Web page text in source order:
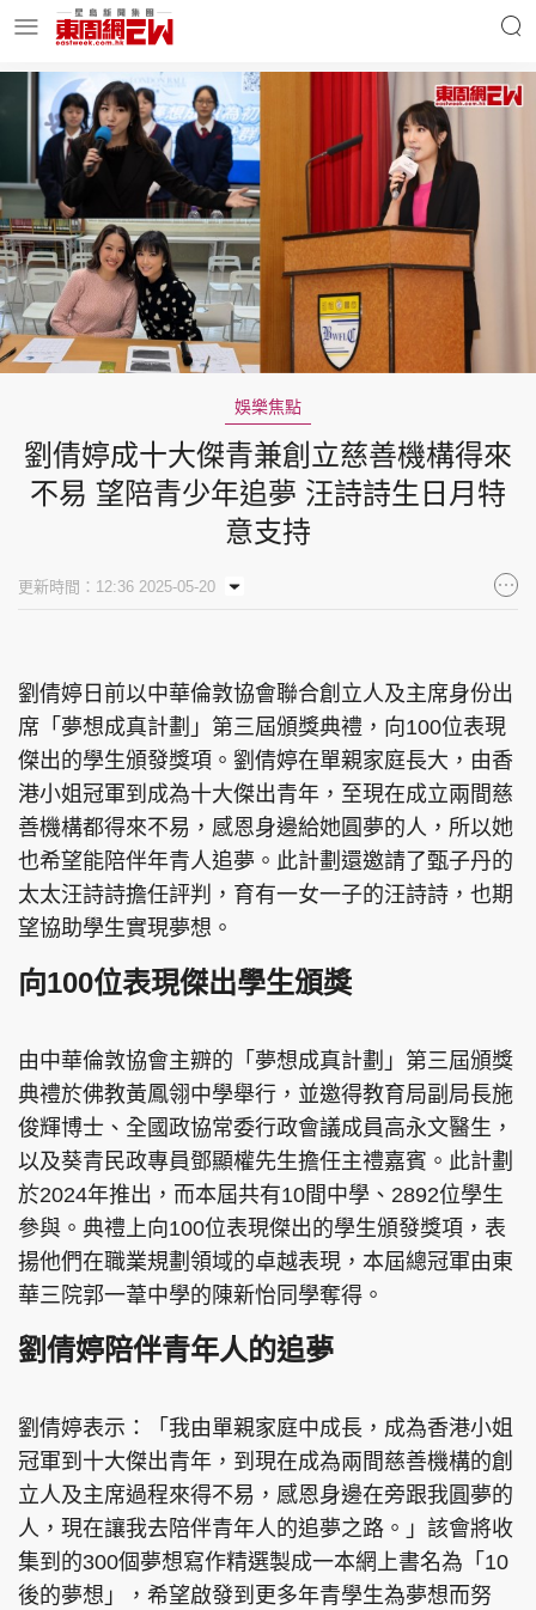
明星名人 時事財經
東周Ladies 優享生活
東周食玩通 會員活動
玄學靈異 東周專欄
東周刊 cazbuyer 東Touch
PCM 電腦廣場 星島頭條 星島日報
頭條日報
親子王 Oh!爸媽 JobMarket
頭條搵工 EDUPLUS
關於我們
隱私政策聲明
使用條款
Copyright © 東周網 版權所有 . 不得轉載
©Eastweek.com.hk. All rights reserved.
娛樂焦點
劉倩婷成十大傑青兼創立慈善機構得來
不易 望陪青少年追夢 汪詩詩生日月特
意支持
更新時間：12:36 2025-05-20
劉倩婷日前以中華倫敦協會聯合創立人及主席身份出
席「夢想成真計劃」第三屆頒獎典禮，向100位表現
傑出的學生頒發獎項。劉倩婷在單親家庭長大，由香
港小姐冠軍到成為十大傑出青年，至現在成立兩間慈
善機構都得來不易，感恩身邊給她圓夢的人，所以她
也希望能陪伴年青人追夢。此計劃還邀請了甄子丹的
太太汪詩詩擔任評判，育有一女一子的汪詩詩，也期
望協助學生實現夢想。
向100位表現傑出學生頒獎
由中華倫敦協會主辧的「夢想成真計劃」第三屆頒獎
典禮於佛教黃鳳翎中學舉行，並邀得教育局副局長施
俊輝博士、全國政協常委行政會議成員高永文醫生，
以及葵青民政專員鄧顯權先生擔任主禮嘉賓。此計劃
於2024年推出，而本屆共有10間中學、2892位學生
參與。典禮上向100位表現傑出的學生頒發獎項，表
揚他們在職業規劃領域的卓越表現，本屆總冠軍由東
華三院郭一葦中學的陳新怡同學奪得。
劉倩婷陪伴青年人的追夢
劉倩婷表示：「我由單親家庭中成長，成為香港小姐
冠軍到十大傑出青年，到現在成為兩間慈善機構的創
立人及主席過程來得不易，感恩身邊在旁跟我圓夢的
人，現在讓我去陪伴青年人的追夢之路。」該會將收
集到的300個夢想寫作精選製成一本網上書名為「10
後的夢想」，希望啟發到更多年青學生為夢想而努